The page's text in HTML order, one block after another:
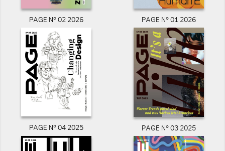
PAGE N° 02 2026 PAGE N° 01 2026
PAGE N° 04 2025 PAGE N° 03 2025